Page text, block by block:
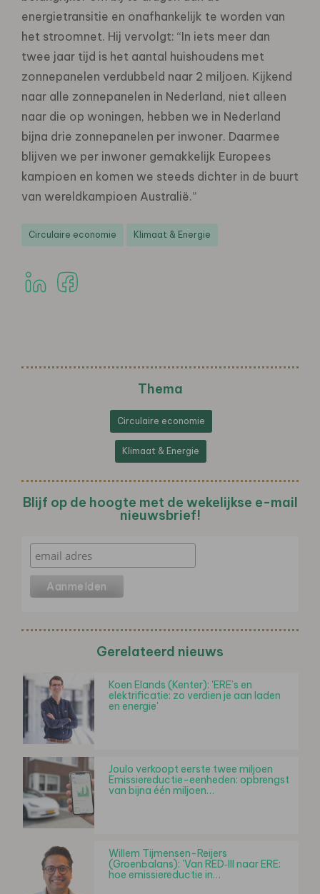
energietransitie en onafhankelijk te worden van
het stroomnet. Hij vervolgt: “In iets meer dan
twee jaar tijd is het aantal huishoudens met
zonnepanelen verdubbeld naar 2 miljoen. Kijkend
naar alle zonnepanelen in Nederland, niet alleen
naar die op woningen, hebben we in Nederland
bijna drie zonnepanelen per inwoner. Daarmee
blijven we per inwoner gemakkelijk Europees
kampioen en komen we steeds dichter in de buurt
van wereldkampioen Australië.”
Circulaire economie Klimaat & Energie
Thema
Circulaire economie
Klimaat & Energie
Blijf op de hoogte met de wekelijkse e-mail
nieuwsbrief!
Gerelateerd nieuws
Koen Elands (Kenter): 'ERE’s en
elektrificatie: zo verdien je aan laden
en energie'
Joulo verkoopt eerste twee miljoen
Emissiereductie-eenheden: opbrengst
van bijna één miljoen…
Willem Tijmensen-Reijers
(Groenbalans): 'Van RED‑III naar ERE:
hoe emissiereductie in…